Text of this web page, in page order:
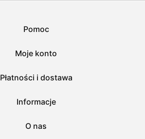
Pomoc
Moje konto
Płatności i dostawa
Informacje
O nas